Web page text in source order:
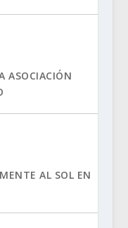
ASOCIACIÓN
AL SOL EN